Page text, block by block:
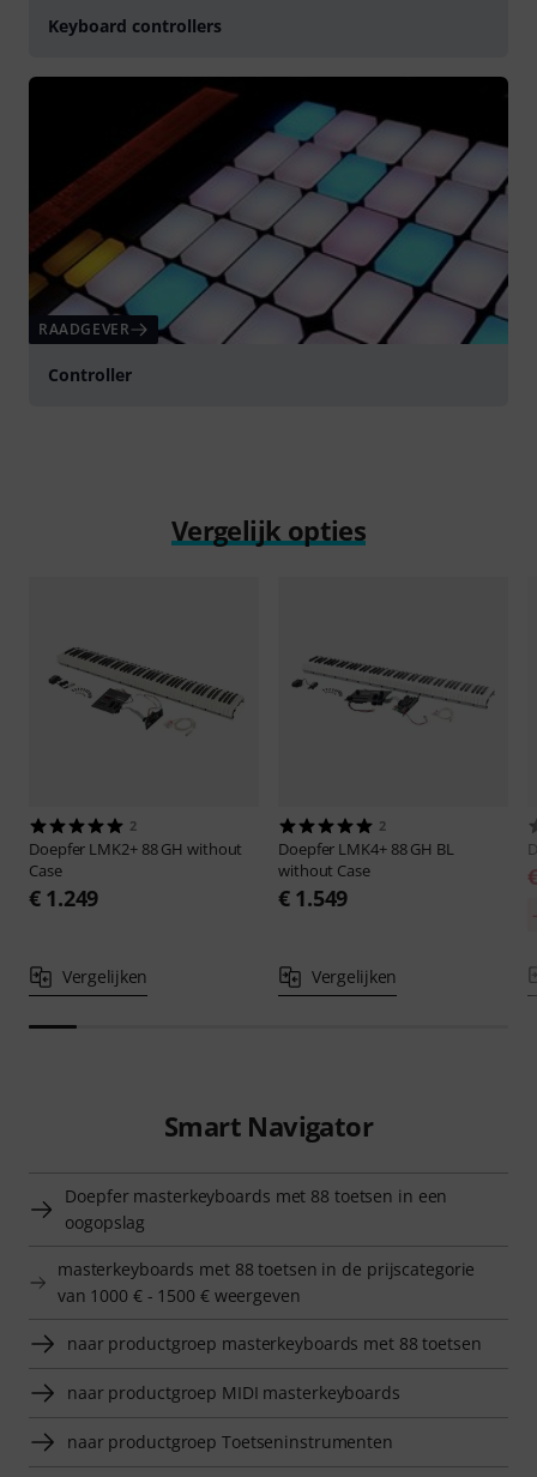
Keyboard controllers
RAADGEVER
Controller
Vergelijk opties
2
Doepfer LMK2+ 88 GH without
Case
€ 1.249
Vergelijken
2
Doepfer LMK4+ 88 GH BL
without Case
€ 1.549
Vergelijken
Smart Navigator
Doepfer masterkeyboards met 88 toetsen in een
oogopslag
masterkeyboards met 88 toetsen in de prijscategorie
van 1000 € - 1500 € weergeven
naar productgroep masterkeyboards met 88 toetsen
naar productgroep MIDI masterkeyboards
naar productgroep Toetseninstrumenten